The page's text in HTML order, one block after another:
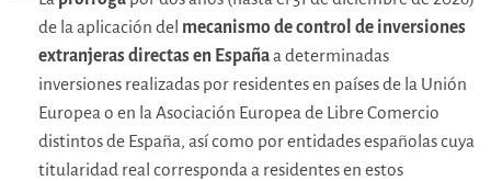
de la aplicación del mecanismo de control de inversiones
extranjeras directas en Españaa determinadas
inversiones realizadas por residentes en países de la Unión
Europea o en la Asociación Europea de Libre Comercio
distintos de España, así como por entidades españolas cuya
titularidad real corresponda a residentes en estos